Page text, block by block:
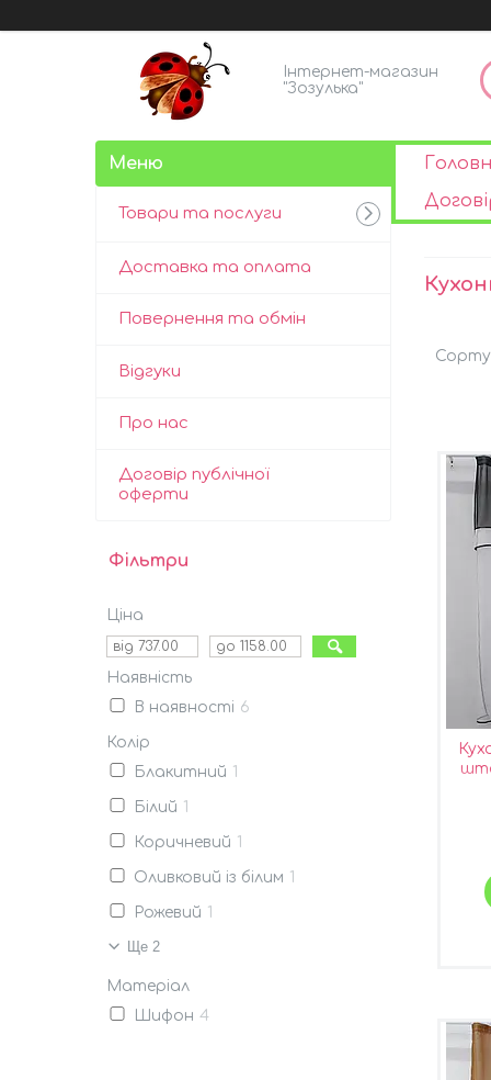
Інтернет-магазин
"Зозулька"
Товари та послуги
Доставка та оплата
Повернення та обмін
Відгуки
Про нас
Договір публічної
оферти
Фільтри
Ціна
Наявність
В наявності 6
Колір
Блакитний 1
Білий 1
Коричневий 1
Оливковий із білим 1
Рожевий 1
Ще 2
Матеріал
Шифон 4